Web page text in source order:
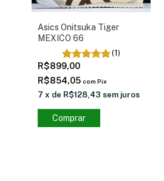
Asics Onitsuka Tiger
MEXICO 66
(1)
R$899,00
R$854,05 com Pix
7 x de R$128,43 sem juros
Comprar